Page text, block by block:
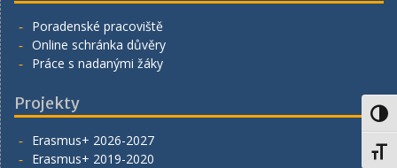
Poradenské pracoviště
Online schránka důvěry
Práce s nadanými žáky
Projekty
Erasmus+ 2026-2027
Erasmus+ 2019-2020